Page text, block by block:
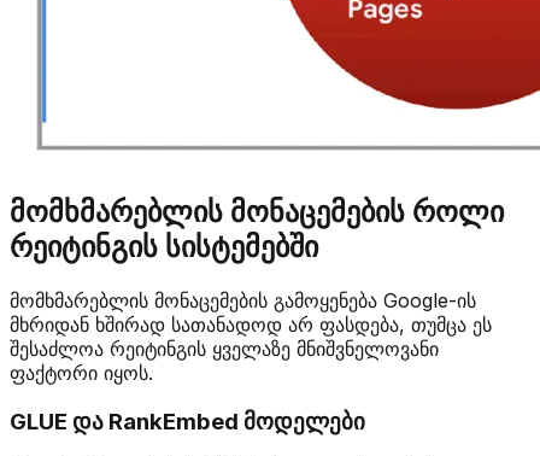
მომხმარებლის მონაცემების როლი
რეიტინგის სისტემებში
მომხმარებლის მონაცემების გამოყენება Google-ის
მხრიდან ხშირად სათანადოდ არ ფასდება, თუმცა ეს
შესაძლოა რეიტინგის ყველაზე მნიშვნელოვანი
ფაქტორი იყოს.
GLUE და RankEmbed მოდელები